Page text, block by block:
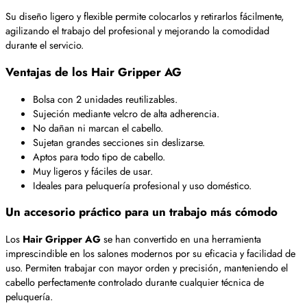
Su diseño ligero y flexible permite colocarlos y retirarlos fácilmente,
agilizando el trabajo del profesional y mejorando la comodidad
durante el servicio.
Ventajas de los Hair Gripper AG
Bolsa con 2 unidades reutilizables.
Sujeción mediante velcro de alta adherencia.
No dañan ni marcan el cabello.
Sujetan grandes secciones sin deslizarse.
Aptos para todo tipo de cabello.
Muy ligeros y fáciles de usar.
Ideales para peluquería profesional y uso doméstico.
Un accesorio práctico para un trabajo más cómodo
Los Hair Gripper AGse han convertido en una herramienta
imprescindible en los salones modernos por su eficacia y facilidad de
uso. Permiten trabajar con mayor orden y precisión, manteniendo el
cabello perfectamente controlado durante cualquier técnica de
peluquería.